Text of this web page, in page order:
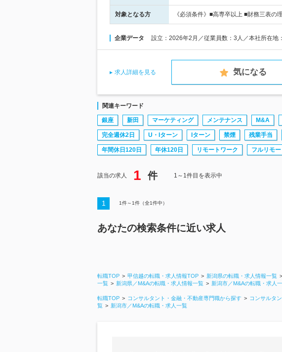
対象となる方 《必須条件》■高専卒以上 ■財務三表
企業データ 設立：2026年2月／従業員数：3人／本社所在地
求人詳細を見る 気になる
関連キーワード
銀座 新田 マーケティング メンテナンス M&A
完全週休2日 U・Iターン Iターン 禁煙 残業手当
年間休日120日 年休120日 リモートワーク フルリモー
該当の求人 1 件 1～1件目を表示中
1 1件～1件（全1件中）
あなたの検索条件に近い求人
転職TOP 甲信越の転職・求人情報TOP 新潟県の転職・求人情報一覧
一覧
新潟県／M&Aの転職・求人情報一覧 新潟市／M&Aの転職・求人
転職TOP コンサルタント・金融・不動産専門職から探す コンサルタ
覧
新潟市／M&Aの転職・求人一覧